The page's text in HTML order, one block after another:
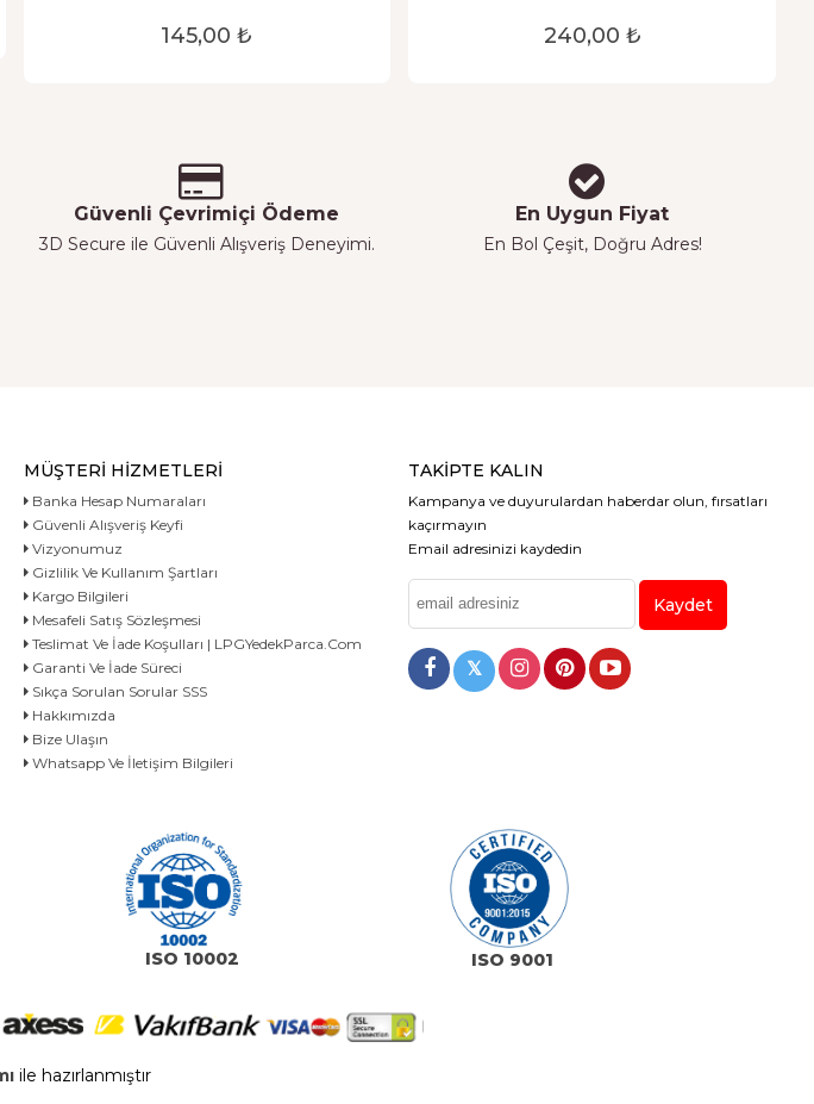
145,00 ₺ 240,00 ₺
Güvenli Çevrimiçi Ödeme
3D Secure ile Güvenli Alışveriş Deneyimi.
En Uygun Fiyat
En Bol Çeşit, Doğru Adres!
MÜŞTERI HIZMETLERI
Banka Hesap Numaraları
Güvenli Alışveriş Keyfi
Vizyonumuz
Gizlilik Ve Kullanım Şartları
Kargo Bilgileri
Mesafeli Satış Sözleşmesi
Teslimat Ve İade Koşulları | LPGYedekParca.com
Garanti Ve İade Süreci
Sıkça Sorulan Sorular SSS
Hakkımızda
Bize Ulaşın
Whatsapp Ve İletişim Bilgileri
TAKIPTE KALIN
Kampanya ve duyurulardan haberdar olun, fırsatları
kaçırmayın
Email adresinizi kaydedin
Kaydet
𝕏
ISO 10002 ISO 9001
ile hazırlanmıştır